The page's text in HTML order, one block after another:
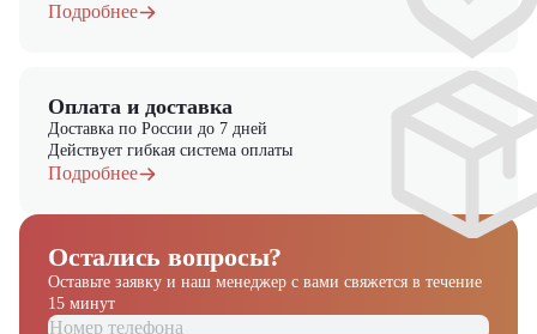
Подробнее
Оплата и доставка
Доставка по России до 7 дней
Действует гибкая система оплаты
Подробнее
Остались вопросы?
Оставьте заявку и наш менеджер с вами свяжется в течение
15 минут